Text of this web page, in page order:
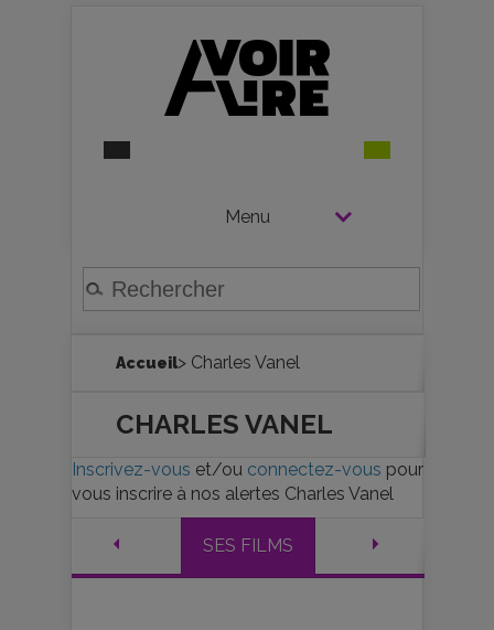
Menu
Accueil> Charles Vanel
CHARLES VANEL
Inscrivez-vous et/ou connectez-vous pour
vous inscrire à nos alertes Charles Vanel
SES FILMS